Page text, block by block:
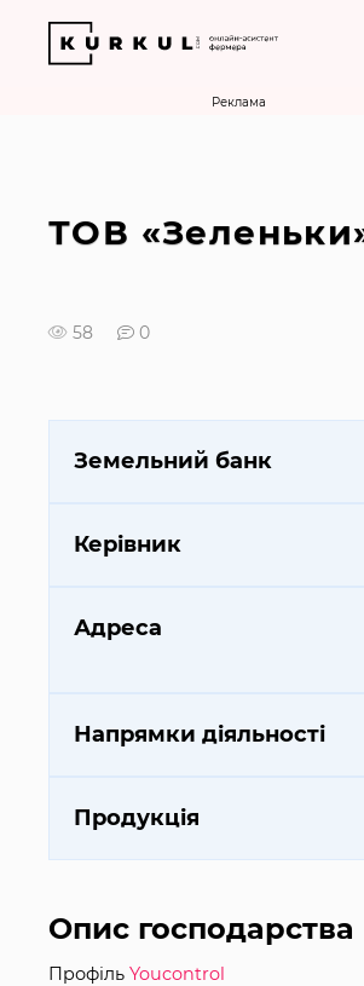
Реклама
ТОВ
58 0
Земельний банк
Керівник
Адреса
Напрямки діяльності
Продукція
Опис господарства
Профіль Youcontrol